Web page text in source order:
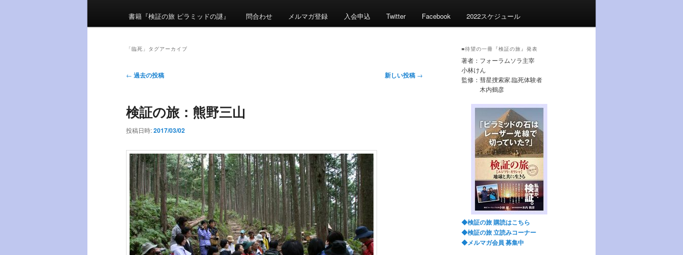
メ
書籍『検証の旅 ピラミッドの謎』 問合わせ メルマガ登録 入会申込 Twitter Facebook 2022スケジュール
「臨死 」タグアーカイブ
投
ビ
ー
シ
ョ
ン
← 過去の投稿 新しい投稿 →
検証の旅：熊野三山
投稿日時:2017/03/02
■待望の一冊『検証の旅』発表
著者：フォーラムソラ主宰
小林けん
監修：彗星捜索家.臨死体験者
木内鶴彦
◆検証の旅 購読はこちら
◆検証の旅 立読みコーナー
◆メルマガ会員 募集中